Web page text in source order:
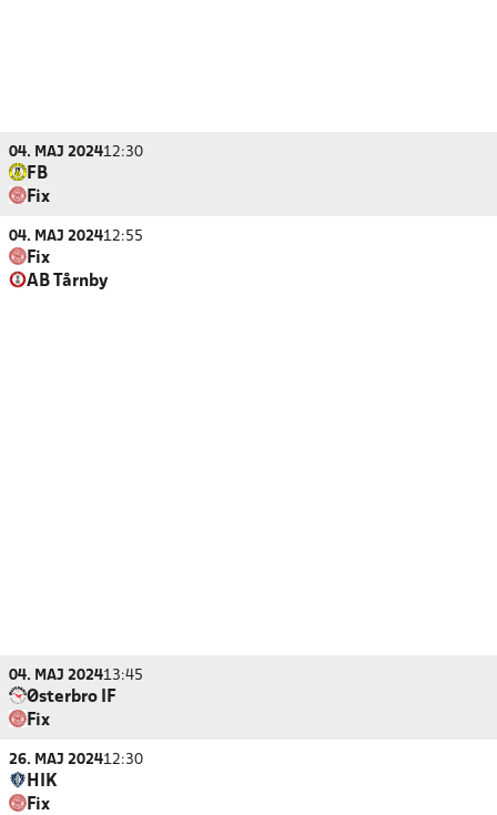
04. MAJ 202412:30
FB
Fix
04. MAJ 202412:55
Fix
AB Tårnby
04. MAJ 202413:45
Østerbro IF
Fix
26. MAJ 202412:30
HIK
Fix